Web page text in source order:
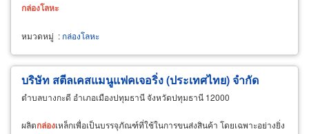
กล่องโลหะ
หมวดหมู่ : กล่องโลหะ
บริษัท สตีลเคสแมนูแฟคเจอริ่ง (ประเทศไทย) จำกัด
ตำบลบางกะดี อำเภอเมืองปทุมธานี จังหวัดปทุมธานี 12000
ผลิตกล่องเหล็กเพื่อเป็นบรรจุภัณฑ์ที่ใช้ในการขนส่งสินค้า โดยเฉพาะอย่างยิ่ง